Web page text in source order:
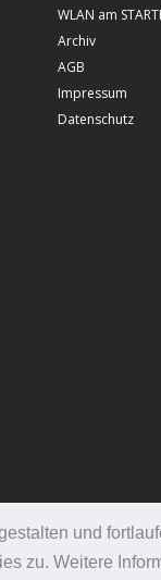
und
zu. Weitere
WLAN am
Archiv
AGB
Impressum
Datenschutz